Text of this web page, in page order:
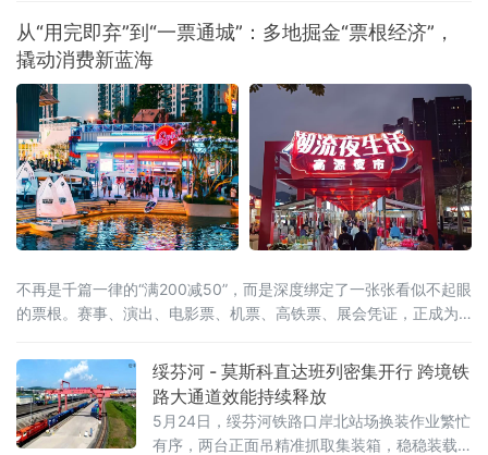
展互联网数据中心、互联网接入服务、信息服
务等增值电信业务。这被看作是我国主动对接
的重要进展。在试点数量快速扩容的
从“用完即弃”到“一票通城”：多地掘金“票根经济”，
撬动消费新蓝海
不再是千篇一律的“满200减50”，而是深度绑定了一张张看似不起眼
的票根。赛事、演出、电影票、机票、高铁票、展会凭证，正成为
心的新浪潮，正试图通过一张张电子或纸质票根，精准捕捉城市里
的“短暂流量”，并将其转化为实实在在的“消费留量”。一张票根解锁
全城：消费场景
绥芬河 - 莫斯科直达班列密集开行 跨境铁
路大通道效能持续释放
5月24日，绥芬河铁路口岸北站场换装作业繁忙
有序，两台正面吊精准抓取集装箱，稳稳装载